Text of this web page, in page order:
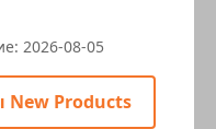
2026-08-05
New Products